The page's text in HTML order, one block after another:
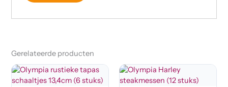
Gerelateerde producten